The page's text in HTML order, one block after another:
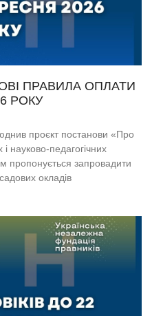
ПРАВИЛА ОПЛАТИ
РОКУ
проєкт постанови «Про
науково-педагогічних
пропонується запровадити
окладів